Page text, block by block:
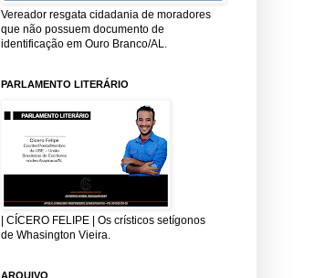
Vereador resgata cidadania de moradores
que não possuem documento de
identificação em Ouro Branco/AL.
PARLAMENTO LITERÁRIO
| CÍCERO FELIPE | Os crísticos setígonos
de Whasington Vieira.
ARQUIVO